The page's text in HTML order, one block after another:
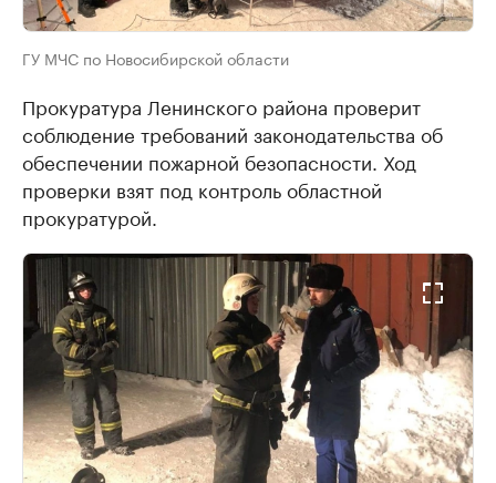
ГУ МЧС по Новосибирской области
Прокуратура Ленинского района проверит
соблюдение требований законодательства об
обеспечении пожарной безопасности. Ход
проверки взят под контроль областной
прокуратурой.